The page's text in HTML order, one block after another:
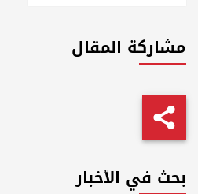
مشاركة المقال
بحث في الأخبار